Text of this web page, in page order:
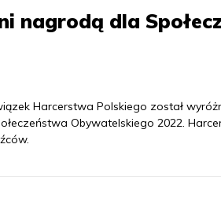
nagrodą dla
Harcerstwa Polskiego został
Obywatelskiego 2022.